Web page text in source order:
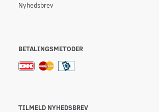
Nyhedsbrev
BETALINGSMETODER
TILMELD NYHEDSBREV